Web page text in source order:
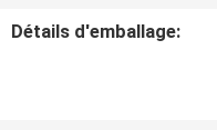
CONTRÔLE
Détails d'emballage: